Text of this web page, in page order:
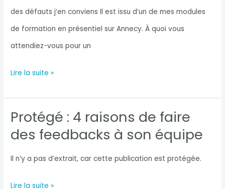
des défauts j’en conviens Il est issu d’un de mes modules
de formation en présentiel sur Annecy. À quoi vous
attendiez-vous pour un
Ebook
:
contenu
illimité
Lire la suite »
Protégé : 4 raisons de faire
des feedbacks à son équipe
Il n’y a pas d’extrait, car cette publication est protégée.
Protégé :
Lire la suite »